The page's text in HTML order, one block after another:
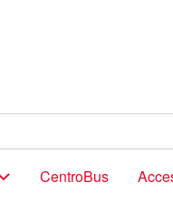
CentroBus